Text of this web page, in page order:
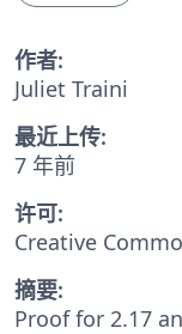
作者:
Juliet Traini
最近上传:
7 年前
许可:
Creative
摘要:
Proof for 2.17